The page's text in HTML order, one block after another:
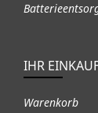
IHR
Warenkorb